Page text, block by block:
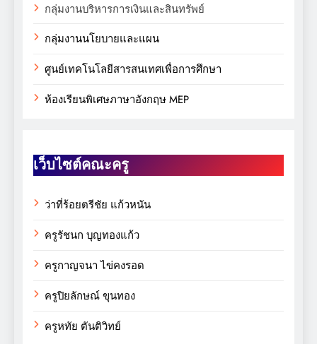
กลุ่มงานบริหารการเงินและสินทรัพย์
กลุ่มงานนโยบายและแผน
ศูนย์เทคโนโลยีสารสนเทศเพื่อการศึกษา
ห้องเรียนพิเศษภาษาอังกฤษ MEP
เว็บไซต์คณะครู
ว่าที่ร้อยตรีชัย แก้วหนัน
ครูรัชนก บุญทองแก้ว
ครูกาญจนา ไข่คงรอด
ครูปิยลักษณ์ ขุนทอง
ครูหทัย ตันติวิทย์